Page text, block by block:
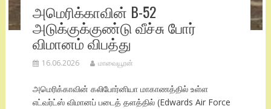
அமெரிக்காவின் B-52
அடுக்குக்குண்டு வீச்சு போர்
விமானம் விபத்து
16.06.2026 மாவையூரன்
அமெரிக்காவின் கலிபோர்னியா மாகாணத்தில் உள்ள
எட்வர்ட்ஸ் விமானப் படைத் தளத்தில் (Edwards Air Force